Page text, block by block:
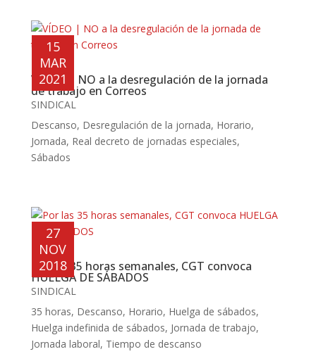
VÍDEO | NO a la desregulación de la jornada
de trabajo en Correos
15
MAR
2021
SINDICAL
Descanso, Desregulación de la jornada, Horario,
Jornada, Real decreto de jornadas especiales,
Sábados
Por las 35 horas semanales, CGT convoca
HUELGA DE SÁBADOS
27
NOV
2018
SINDICAL
35 horas, Descanso, Horario, Huelga de sábados,
Huelga indefinida de sábados, Jornada de trabajo,
Jornada laboral, Tiempo de descanso